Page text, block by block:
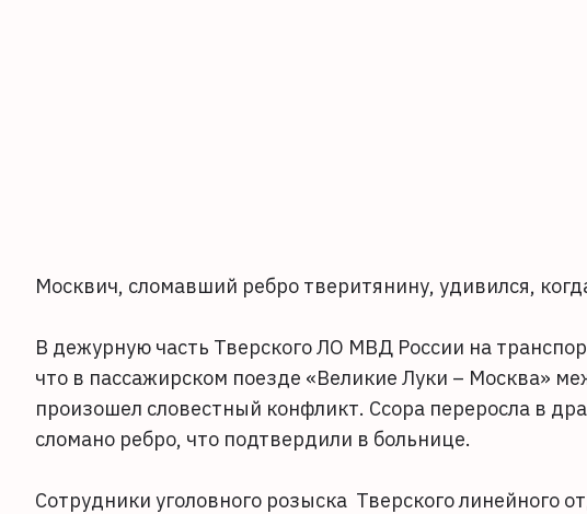
Москвич, сломавший ребро тверитянину, удивился,
В дежурную часть Тверского ЛО МВД России на
что в пассажирском поезде «Великие Луки – Москва»
произошел словестный конфликт. Ссора переросла в
сломано ребро, что подтвердили в больнице.
Сотрудники уголовного розыска Тверского линейного